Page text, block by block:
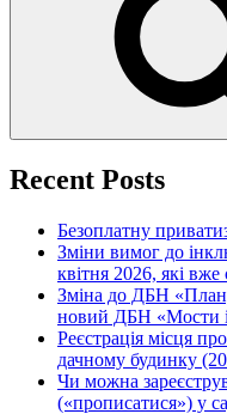
Recent Posts
Безоплатну
Зміни вимог до
квітня 2026, які вже
Зміна до ДБН
новий ДБН «Мости
Реєстрація місця
дачному будинку
Чи можна
(«прописатися») у